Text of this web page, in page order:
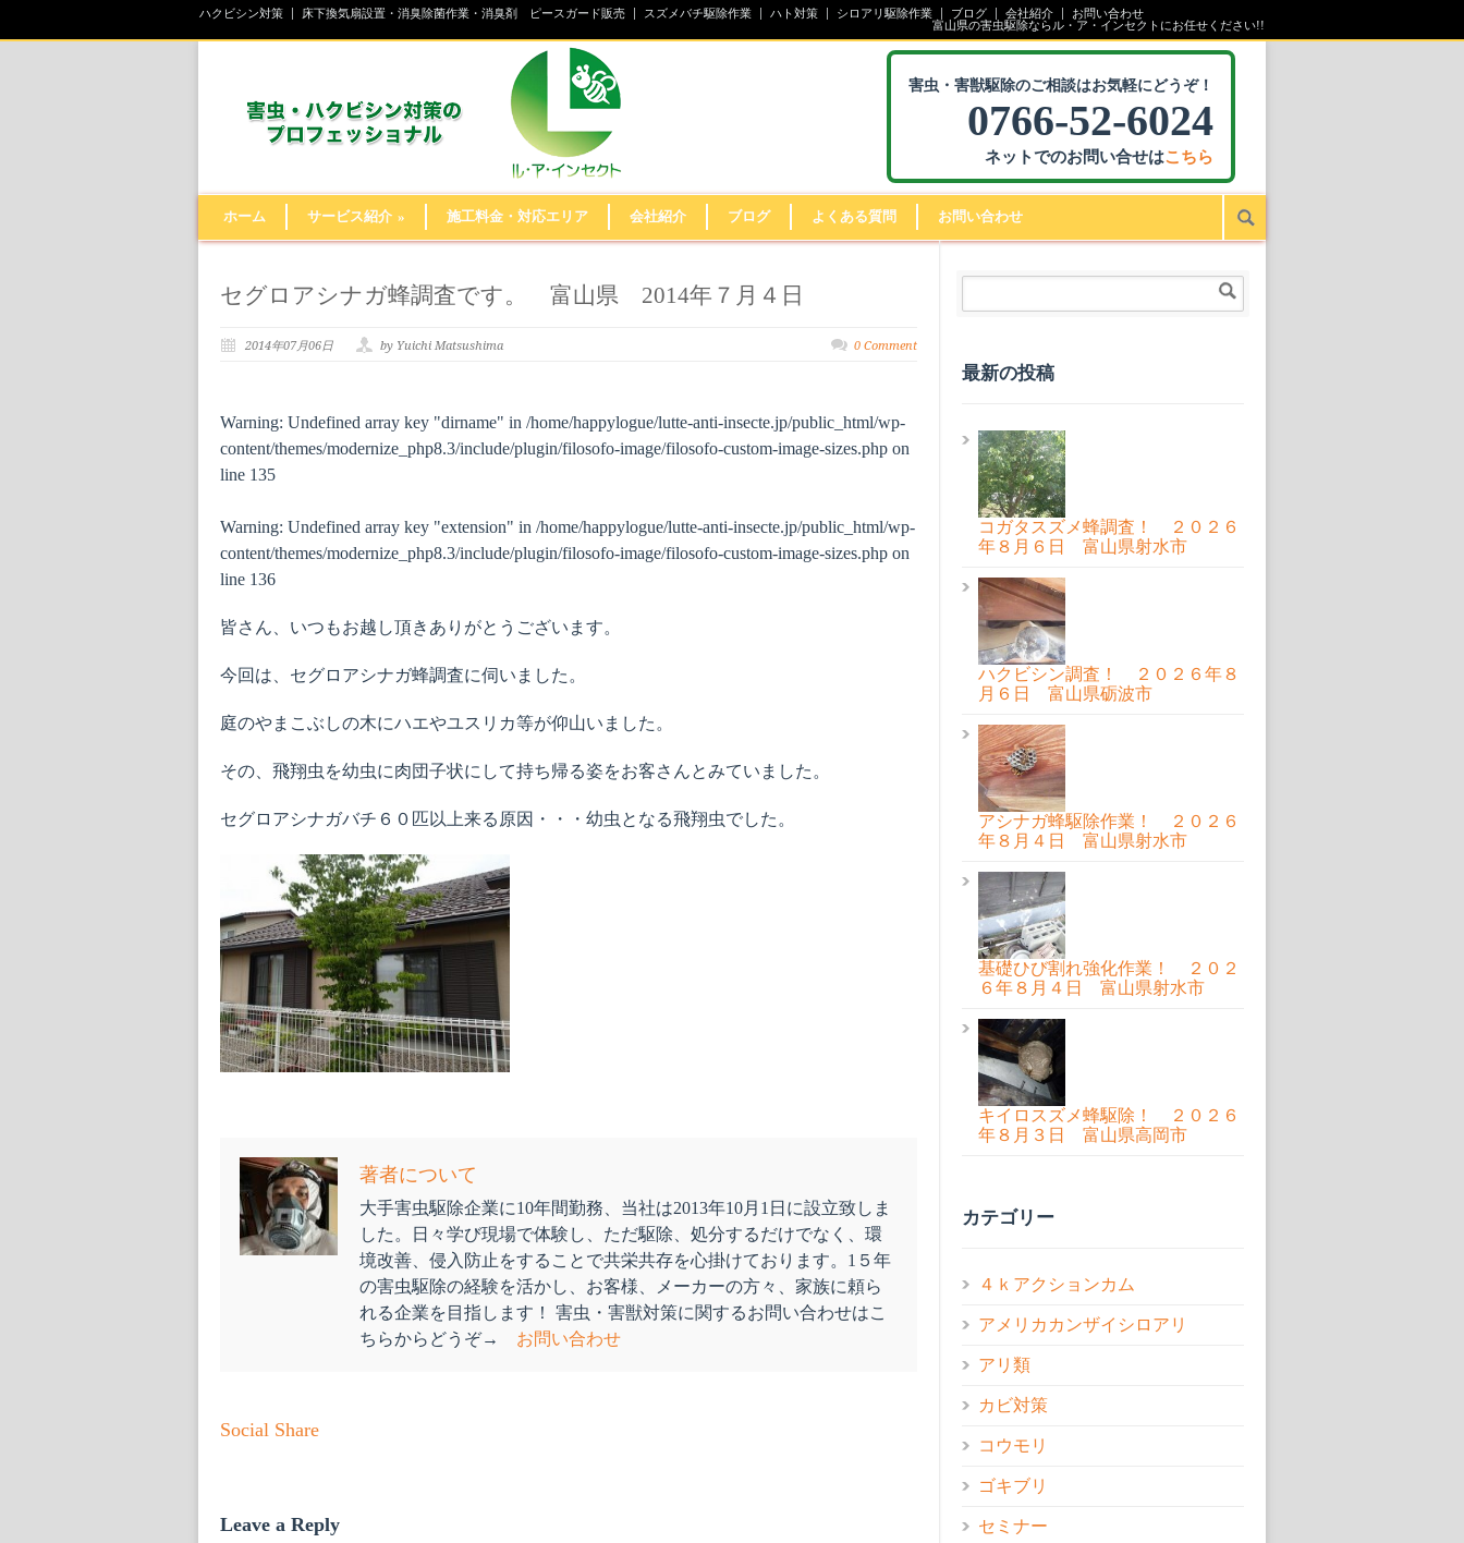
ハクビシン対策 床下換気扇設置・消臭除菌作業・消臭剤 ピースガード販売 スズメバチ駆除作業 ハト対策 シロアリ駆除作業 ブログ 会社紹介
お問い合わせ
富山県の害虫駆除ならル・ア・インセクトにお任せください!!
害虫・害獣駆除のご相談はお気軽にどうぞ！
0766-52-6024
ネットでのお問い合せはこちら
ホーム サービス紹介 » 施工料金・対応エリア 会社紹介 ブログ よくある質問 お問い合わせ
セグロアシナガ蜂調査です。 富山県 2014年７月４日
2014年07月06日 by Yuichi Matsushima 0 Comment
Warning: Undefined array key "dirname" in /home/happylogue/lutte-anti-insecte.jp/public_html/wp-
content/themes/modernize_php8.3/include/plugin/filosofo-image/filosofo-custom-image-sizes.php on
line 135
Warning: Undefined array key "extension" in /home/happylogue/lutte-anti-insecte.jp/public_html/wp-
content/themes/modernize_php8.3/include/plugin/filosofo-image/filosofo-custom-image-sizes.php on
line 136
皆さん、いつもお越し頂きありがとうございます。
今回は、セグロアシナガ蜂調査に伺いました。
庭のやまこぶしの木にハエやユスリカ等が仰山いました。
その、飛翔虫を幼虫に肉団子状にして持ち帰る姿をお客さんとみていました。
セグロアシナガバチ６０匹以上来る原因・・・幼虫となる飛翔虫でした。
著者について
大手害虫駆除企業に10年間勤務、当社は2013年10月1日に設立致しま
した。日々学び現場で体験し、ただ駆除、処分するだけでなく、環
境改善、侵入防止をすることで共栄共存を心掛けております。1５年
の害虫駆除の経験を活かし、お客様、メーカーの方々、家族に頼ら
れる企業を目指します！ 害虫・害獣対策に関するお問い合わせはこ
ちらからどうぞ→ お問い合わせ
Social Share
Leave a Reply
最新の投稿
コガタスズメ蜂調査！ ２０２６
年８月６日 富山県射水市
ハクビシン調査！ ２０２６年８
月６日 富山県砺波市
アシナガ蜂駆除作業！ ２０２６
年８月４日 富山県射水市
基礎ひび割れ強化作業！ ２０２
６年８月４日 富山県射水市
キイロスズメ蜂駆除！ ２０２６
年８月３日 富山県高岡市
カテゴリー
４ｋアクションカム
アメリカカンザイシロアリ
アリ類
カビ対策
コウモリ
ゴキブリ
セミナー